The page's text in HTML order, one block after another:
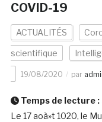
COVID-19
ACTUALITÉS
scientifique
19/08/2020 par
Temps de lecture :
Le 17 aoà»t 1020, le